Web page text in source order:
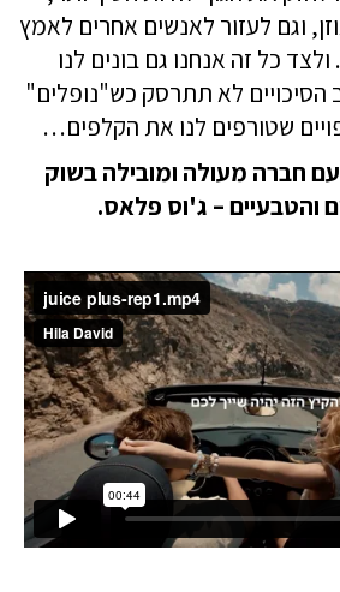
וגם לעזור לאנשים אחרים לאמץ
ולצד כל זה אנחנו גם בונים לנו
לא תתרסק כש"נופלים"
שטורפים לנו את הקלפים…
חברה מעולה ומובילה בשוק
והטבעיים – ג'וס פלאס.